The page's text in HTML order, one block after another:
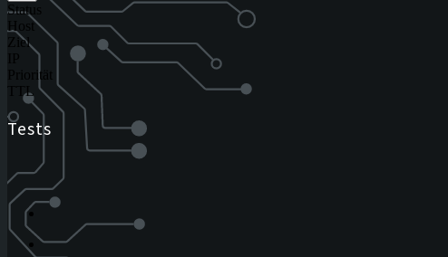
Status
Host
Ziel
IP
Priorität
TTL
Tests